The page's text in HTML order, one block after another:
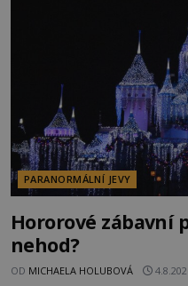
následně nalezne
momentem se
PARANORMÁLNÍ JEVY
Hororové zábavní
nehod?
OD MICHAELA HOLUBOVÁ